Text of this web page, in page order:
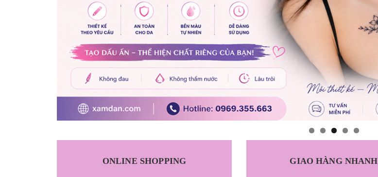
ONLINE SHOPPING GIAO HÀNG NHANH